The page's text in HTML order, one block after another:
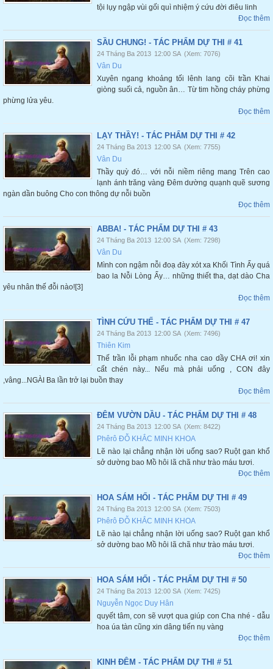
tội lụy ngập vùi gối quì nhiệm ý cứu đời điêu linh
Đọc thêm
SẦU CHUNG! - TÁC PHẨM DỰ THI # 41
24 Tháng Ba 2013 12:00 SA (Xem: 7076)
Vân Du
Xuyên ngang khoảng tối lênh lang cõi trần Khai
giòng suối cả, nguồn ân… Từ tim hồng cháy phừng
phừng lửa yêu.
Đọc thêm
LẠY THẦY! - TÁC PHẨM DỰ THI # 42
24 Tháng Ba 2013 12:00 SA (Xem: 7755)
Vân Du
Thầy quỳ đó… với nỗi niềm riêng mang Trên cao
lạnh ánh trăng vàng Đêm dường quạnh quẽ sương
ngàn dần buông Cho con thông dự nỗi buồn
Đọc thêm
ABBA! - TÁC PHẨM DỰ THI # 43
24 Tháng Ba 2013 12:00 SA (Xem: 7298)
Vân Du
Mình con ngậm nỗi đoạ đày xót xa Khối Tình Ấy quá
bao la Nỗi Lòng Ấy… những thiết tha, dạt dào Cha
yêu nhân thế đỗi nào![3]
Đọc thêm
TÌNH CỨU THẾ - TÁC PHẨM DỰ THI # 47
24 Tháng Ba 2013 12:00 SA (Xem: 7496)
Thiên Kim
Thế trần lỗi phạm nhuốc nha cao dầy CHA ơi! xin
cất chén này... Nếu mà phải uống , CON đây
,vâng...NGÀI Ba lần trở lại buồn thay
Đọc thêm
ĐÊM VƯỜN DẦU - TÁC PHẨM DỰ THI # 48
24 Tháng Ba 2013 12:00 SA (Xem: 8422)
Phêrô ĐỖ KHẮC MINH KHOA
Lẽ nào lại chẳng nhận lời uống sao? Ruột gan khổ
sở dường bao Mồ hôi lã chã như trào máu tươi.
Đọc thêm
HOA SÁM HỐI - TÁC PHẨM DỰ THI # 49
24 Tháng Ba 2013 12:00 SA (Xem: 7503)
Phêrô ĐỖ KHẮC MINH KHOA
Lẽ nào lại chẳng nhận lời uống sao? Ruột gan khổ
sở dường bao Mồ hôi lã chã như trào máu tươi.
Đọc thêm
HOA SÁM HỐI - TÁC PHẨM DỰ THI # 50
24 Tháng Ba 2013 12:00 SA (Xem: 7425)
Nguyễn Ngọc Duy Hân
quyết tâm, con sẽ vượt qua giúp con Cha nhé - dẫu
hoa úa tàn cũng xin dâng tiến nụ vàng
Đọc thêm
KINH ĐÊM - TÁC PHẨM DỰ THI # 51